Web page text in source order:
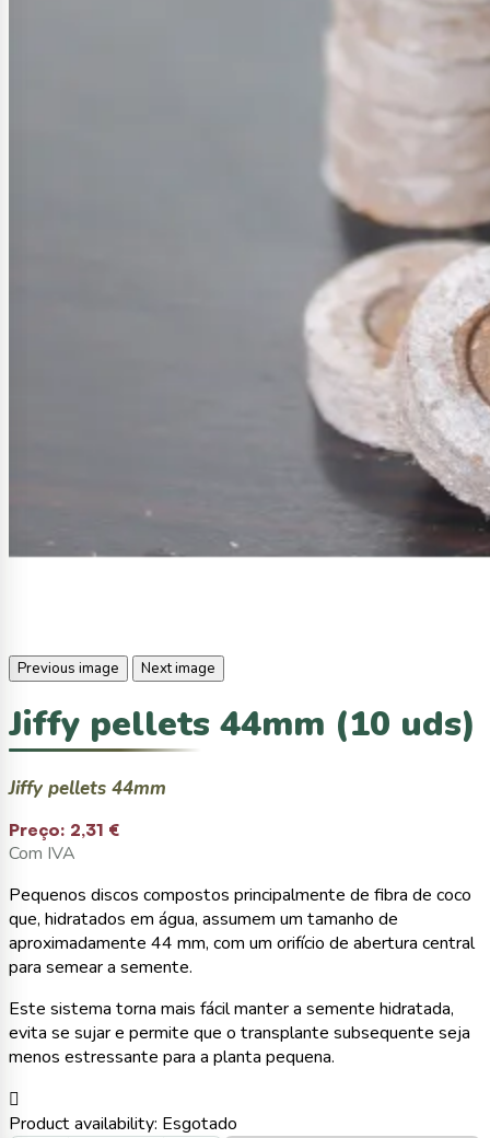
Previous image Next image
Jiffy pellets 44mm (10 uds)
Jiffy pellets 44mm
Preço: 2,31 €
Com IVA
Pequenos discos compostos principalmente de fibra de coco
que, hidratados em água, assumem um tamanho de
aproximadamente 44 mm, com um orifício de abertura central
para semear a semente.
Este sistema torna mais fácil manter a semente hidratada,
evita se sujar e permite que o transplante subsequente seja
menos estressante para a planta pequena.

Product availability: Esgotado